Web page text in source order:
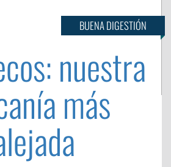
BUENA DIGESTIÓN
nuestra
más